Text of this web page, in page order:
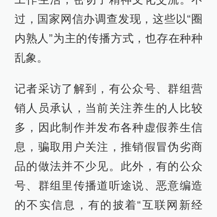
过，国家网信办调查发现，这些以“圈
内熟人”为主的传播方式，也存在种种
乱象。
记者采访了解到，有公众号、群组营
销人员承认，当前关注养生的人比较
多，因此制作并发布各种虚假养生信
息，骗取用户关注，推销假冒伪劣商
品的做法并不少见。此外，有的公众
号、群组里传播道听途说、恶意编造
的不实信息，有的披着“互联网新经